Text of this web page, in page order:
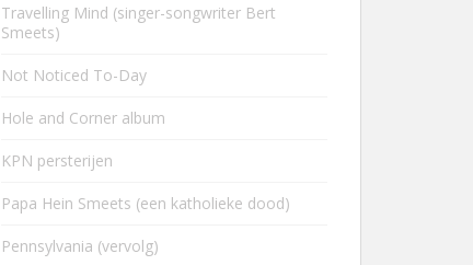
Travelling Mind (singer-songwriter Bert
Smeets)
Not Noticed To-Day
Hole and Corner album
KPN persterijen
Papa Hein Smeets (een katholieke dood)
Pennsylvania (vervolg)